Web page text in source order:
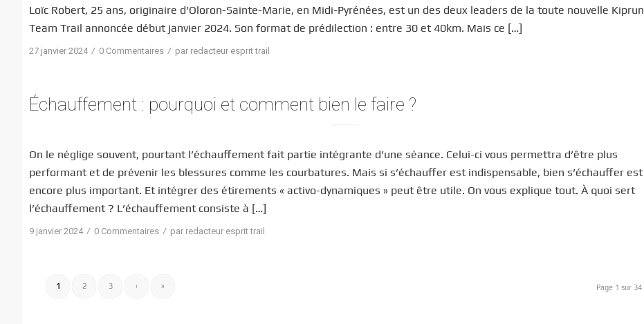
Loïc Robert, 25 ans, originaire d’Oloron-Sainte-Marie, en Midi-Pyrénées, est un des deux leaders de la toute nouvelle Kiprun
Team Trail annoncée début janvier 2024. Son format de prédilection : entre 30 et 40km. Mais ce […]
27 janvier 2024 / 0 Commentaires / par redacteur esprit trail
Échauffement : pourquoi et comment bien le faire ?
On le néglige souvent, pourtant l’échauffement fait partie intégrante d’une séance. Celui-ci vous permettra d’être plus
performant et de prévenir les blessures comme les courbatures. Mais si s’échauffer est indispensable, bien s’échauffer est
encore plus important. Et intégrer des étirements « activo-dynamiques » peut être utile. On vous explique tout. À quoi sert
l’échauffement ? L’échauffement consiste à […]
9 janvier 2024 / 0 Commentaires / par redacteur esprit trail
Page 1 sur 34
1 2 3 › »